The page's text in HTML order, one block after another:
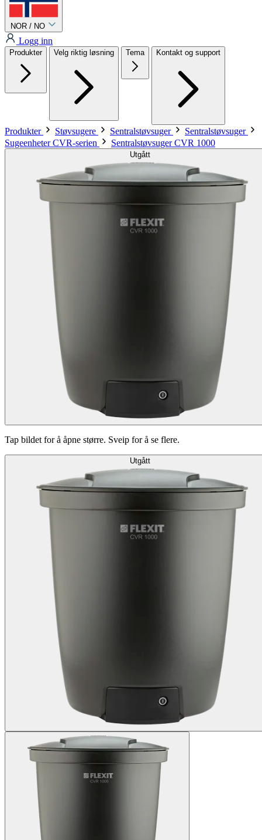
NOR / NO
Logg inn
Produkter Velg riktig løsning Tema Kontakt og support
Produkter Støvsugere Sentralstøvsuger
Sentralstøvsuger
Sugeenheter CVR-serien
Sentralstøvsuger CVR 1000
Utgått
Tap bildet for å åpne større. Sveip for å se flere.
Utgått